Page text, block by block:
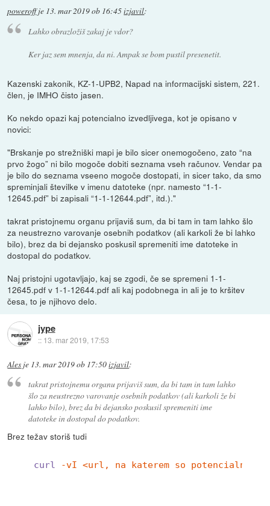
poweroffje 13. mar 2019 ob 16:45izjavil:
Lahko obrazložiš zakaj je vdor?
Ker jaz sem mnenja, da ni. Ampak se bom pustil presenetit.
Kazenski zakonik, KZ-1-UPB2, Napad na informacijski sistem, 221.
člen, je IMHO čisto jasen.
Ko nekdo opazi kaj potencialno izvedljivega, kot je opisano v
novici:
"Brskanje po strežniški mapi je bilo sicer onemogočeno, zato “na
prvo žogo” ni bilo mogoče dobiti seznama vseh računov. Vendar pa
je bilo do seznama vseeno mogoče dostopati, in sicer tako, da smo
spreminjali številke v imenu datoteke (npr. namesto “1-1-
12645.pdf” bi zapisali “1-1-12644.pdf”, itd.)."
takrat pristojnemu organu prijaviš sum, da bi tam in tam lahko šlo
za neustrezno varovanje osebnih podatkov (ali karkoli že bi lahko
bilo), brez da bi dejansko poskusil spremeniti ime datoteke in
dostopal do podatkov.
Naj pristojni ugotavljajo, kaj se zgodi, če se spremeni 1-1-
12645.pdf v 1-1-12644.pdf ali kaj podobnega in ali je to kršitev
česa, to je njihovo delo.
jype
:: 13. mar 2019, 17:53
Ales je 13. mar 2019 ob 17:50izjavil:
takrat pristojnemu organu prijaviš sum, da bi tam in tam lahko
šlo za neustrezno varovanje osebnih podatkov (ali karkoli že bi
lahko bilo), brez da bi dejansko poskusil spremeniti ime
datoteke in dostopal do podatkov.
Brez težav storiš tudi
curl -vI <url, na katerem so potencialno